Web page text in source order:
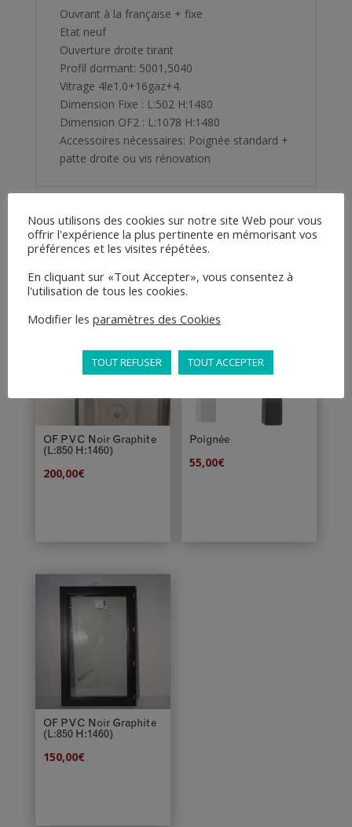
Ouvrant à la française + fixe
Etat neuf
Ouverture droite tirant
Profil dormant: 5001,5040
Vitrage 4le1.0+16gaz+4.
Dimension Fixe : L:502 H:1480
Dimension OF2 : L:1078 H:1480
Accessoires nécessaires: Poignée standard +
patte droite ou vis rénovation
Related products
OF PVC Noir Graphite
(L:850 H:1460)
200,00€
Poignée
55,00€
OF PVC Noir Graphite
(L:850 H:1460)
150,00€
Nous utilisons des cookies sur notre site Web pour vous
offrir l'expérience la plus pertinente en mémorisant vos
préférences et les visites répétées.
En cliquant sur «Tout Accepter», vous consentez à
l'utilisation de tous les cookies.
Modifier les paramètres des Cookies
TOUT REFUSER TOUT ACCEPTER